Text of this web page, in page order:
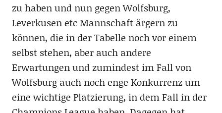
zu haben und nun gegen Wolfsburg,
Leverkusen etc Mannschaft ärgern zu
können, die in der Tabelle noch vor einem
selbst stehen, aber auch andere
Erwartungen und zumindest im Fall von
Wolfsburg auch noch enge Konkurrenz um
eine wichtige Platzierung, in dem Fall in der